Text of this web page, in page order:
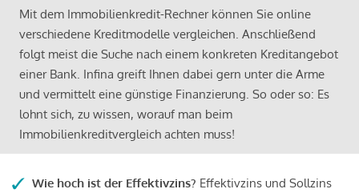
Mit dem Immobilienkredit-Rechner können Sie online
verschiedene Kreditmodelle vergleichen. Anschließend
folgt meist die Suche nach einem konkreten Kreditangebot
einer Bank. Infina greift Ihnen dabei gern unter die Arme
und vermittelt eine günstige Finanzierung. So oder so: Es
lohnt sich, zu wissen, worauf man beim
Immobilienkreditvergleich achten muss!
Wie hoch ist der Effektivzins? Effektivzins und Sollzins